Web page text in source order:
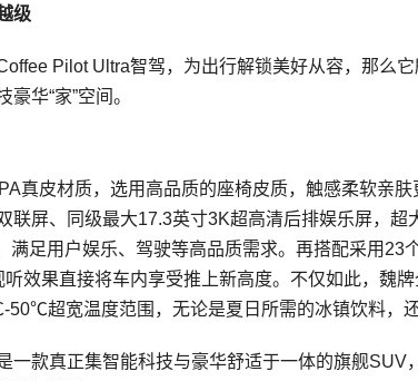
级
Pilot Ultra智驾，为出行解锁美好从容，那么
华“家”空间。
真皮材质，选用高品质的座椅皮质，触感柔软亲
联屏、同级最大17.3英寸3K超高清后排娱乐屏，超
满足用户娱乐、驾驶等高品质需求。再搭配采用23
听效果直接将车内享受推上新高度。不仅如此，魏
50℃超宽温度范围，无论是夏日所需的冰镇饮料，
一款真正集智能科技与豪华舒适于一体的旗舰SUV